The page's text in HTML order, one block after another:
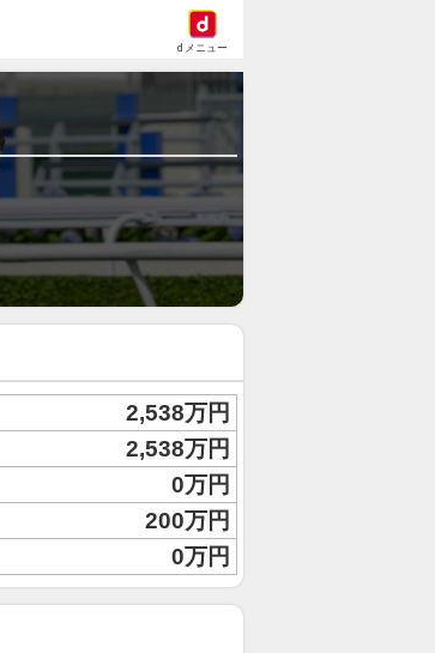
dメニュー
2,538万円
2,538万円
0万円
200万円
0万円